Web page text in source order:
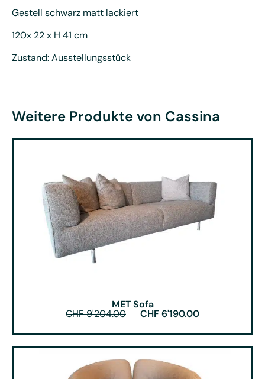
Gestell schwarz matt lackiert
120x 22 x H 41 cm
Zustand: Ausstellungsstück
Weitere Produkte von Cassina
MET Sofa
CHF9'204.00 CHF6'190.00